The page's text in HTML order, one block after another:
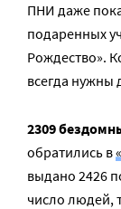
ПНИ даже
подаренных
Рождество».
всегда
2309
обратились в
выдано 2426
число людей,